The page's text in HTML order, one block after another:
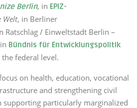
Berlin, in EPIZ-
Welt, in Berliner
Ratschlag / Einweltstadt Berlin –
Bündnis für Entwicklungspolitik
the federal level.
on health, education, vocational
and strengthening civil
supporting particularly marginalized